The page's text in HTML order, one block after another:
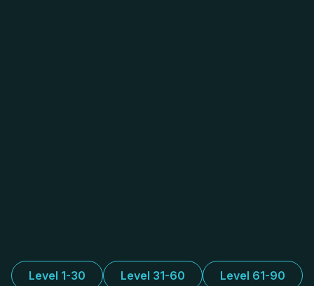
Level 1-30 Level 31-60 Level 61-90